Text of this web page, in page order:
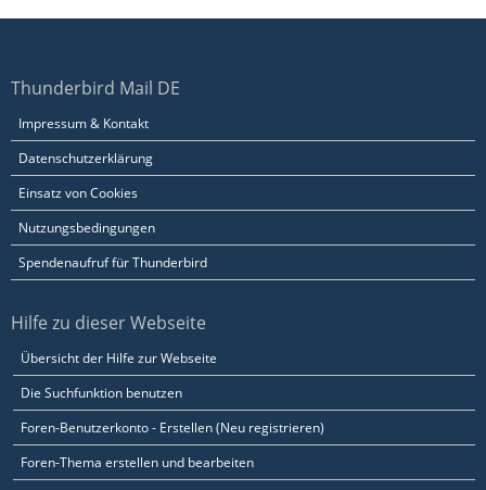
Thunderbird Mail DE
Impressum & Kontakt
Datenschutzerklärung
Einsatz von Cookies
Nutzungsbedingungen
Spendenaufruf für Thunderbird
Hilfe zu dieser Webseite
Übersicht der Hilfe zur Webseite
Die Suchfunktion benutzen
Foren-Benutzerkonto - Erstellen (Neu registrieren)
Foren-Thema erstellen und bearbeiten